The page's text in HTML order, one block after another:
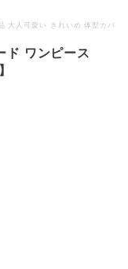
大人可愛い きれいめ 体型カバ
ド ワンピース